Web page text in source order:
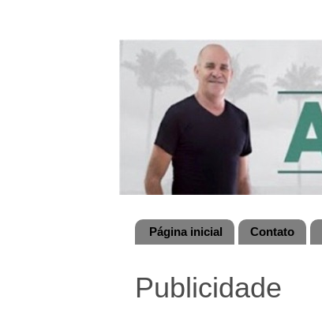
Página inicial Contato
Publicidade